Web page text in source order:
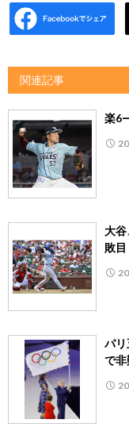
関連記事
楽
大
敗目
パ
で